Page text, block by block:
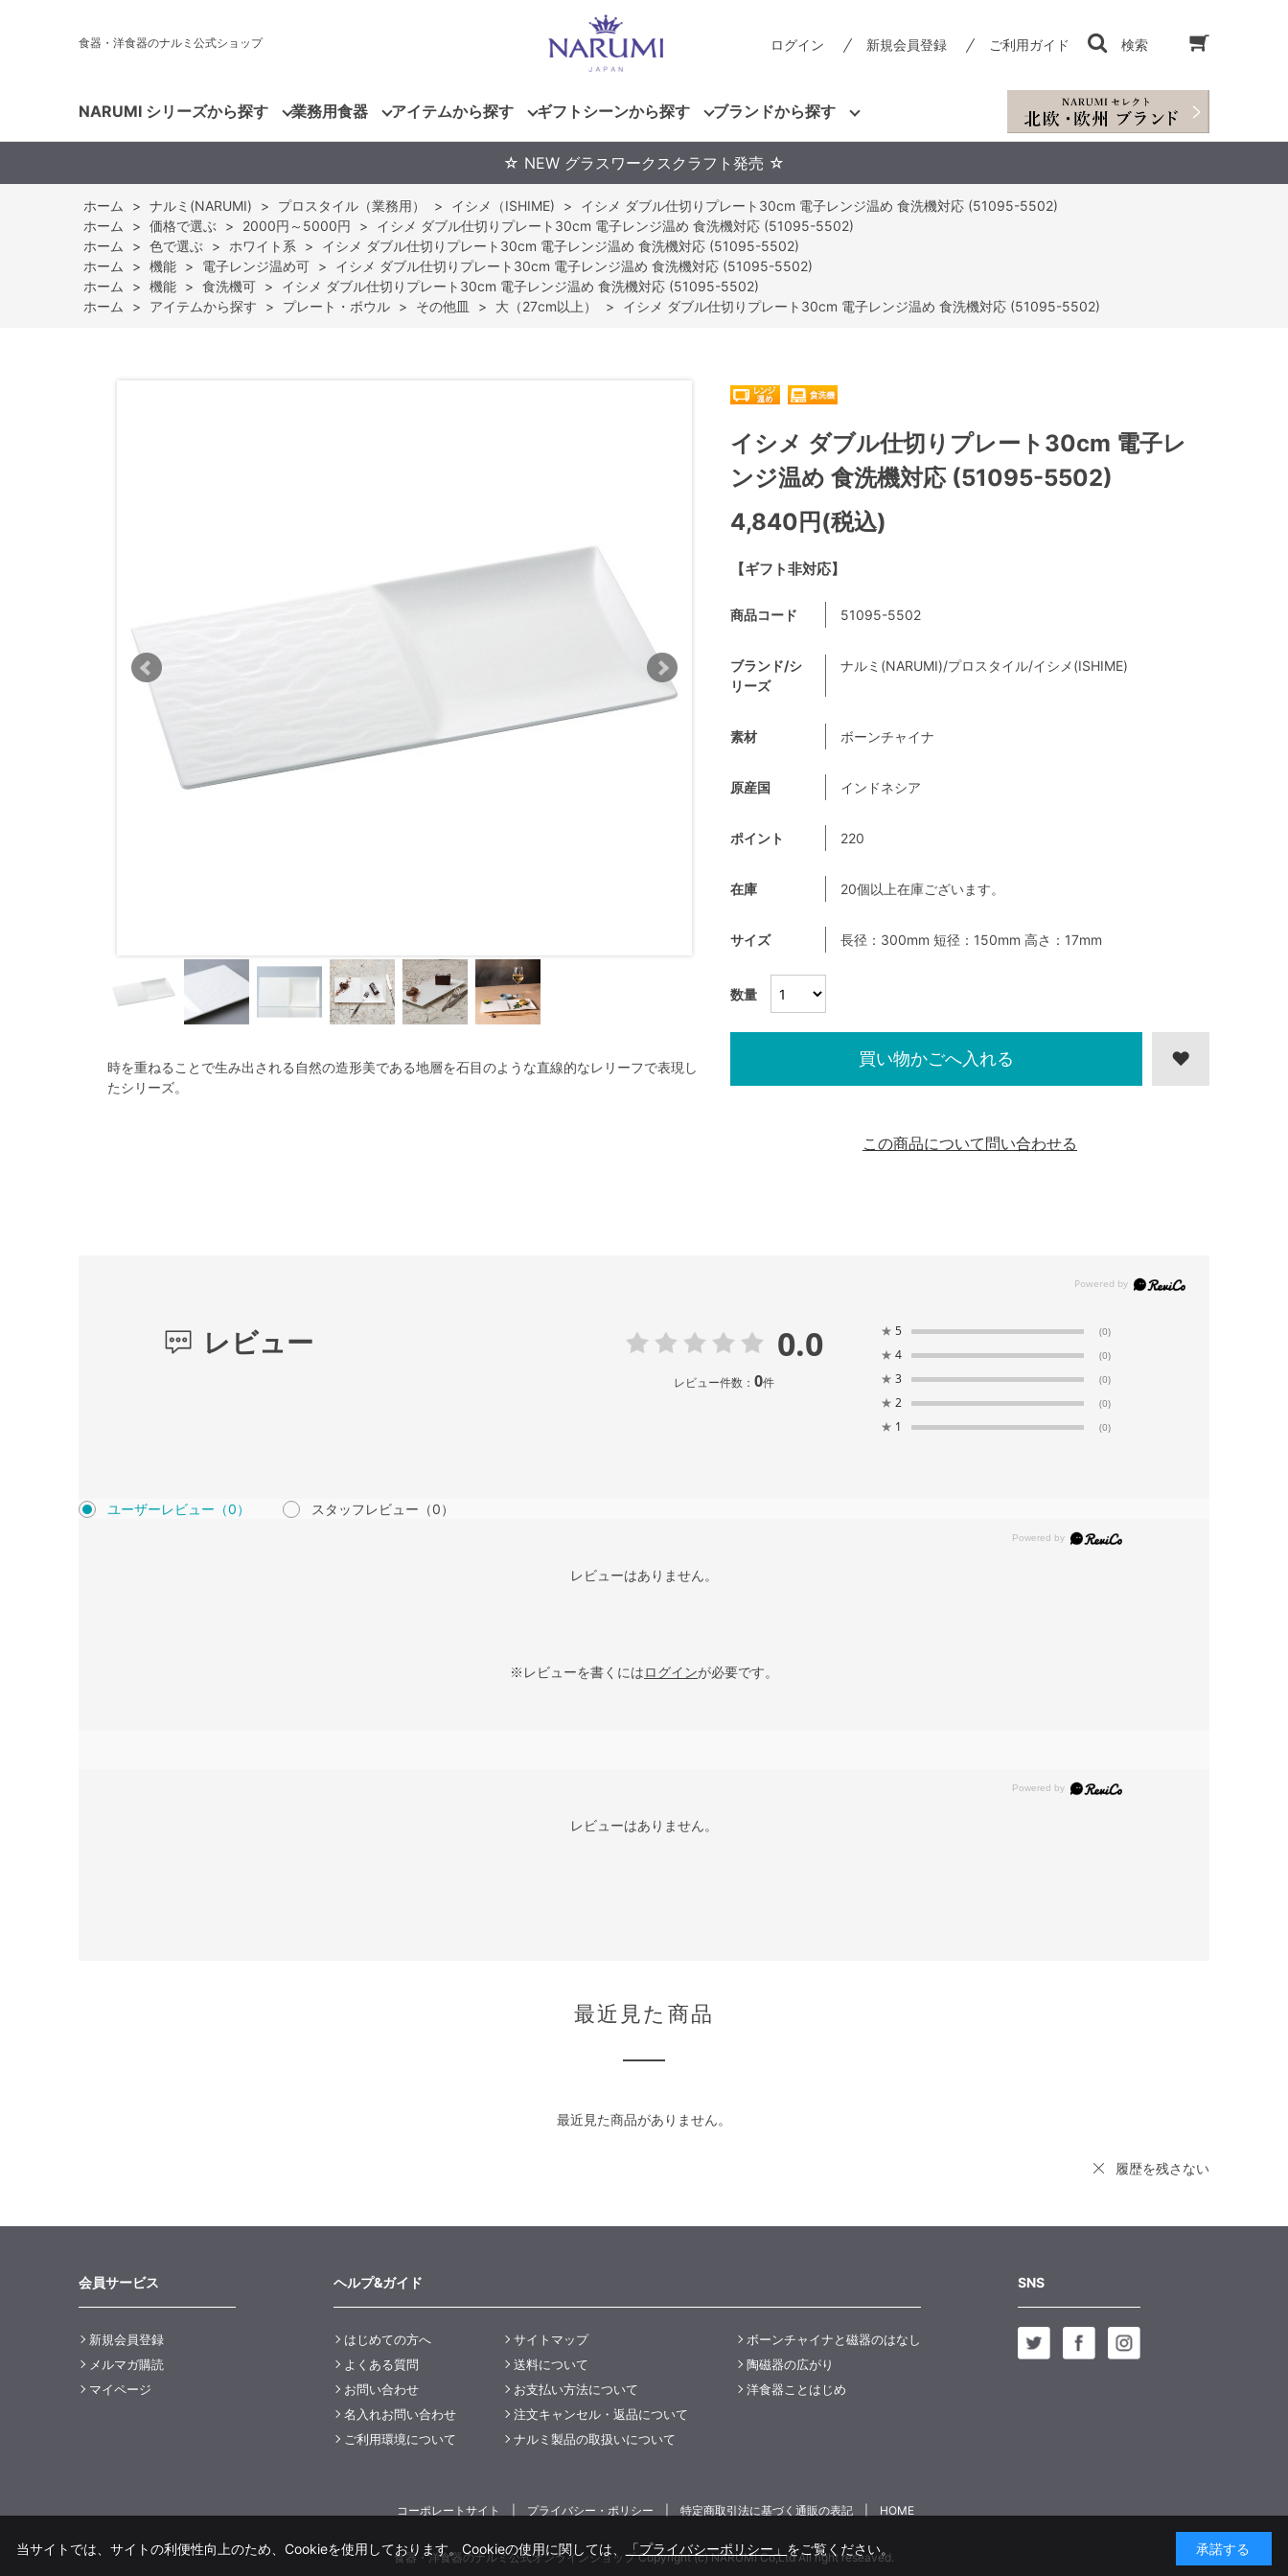
食器・洋食器のナルミ公式ショップ ログイン 新規会員登録 ご利用ガイド 検索
NARUMI シリーズから探す 業務用食器 アイテムから探す ギフトシーンから探す ブランドから探す
☆ NEW グラスワークスクラフト発売 ☆
ホーム > ナルミ(NARUMI) > プロスタイル（業務用） > イシメ（ISHIME) >
イシメ ダブル仕切りプレート30cm 電子レンジ温め 食洗機対応 (51095-5502)
ホーム
> 価格で選ぶ > 2000円～5000円 >
イシメ ダブル仕切りプレート30cm 電子レンジ温め 食洗機対応 (51095-5502)
ホーム
> 色で選ぶ > ホワイト系 >
イシメ ダブル仕切りプレート30cm 電子レンジ温め 食洗機対応 (51095-5502)
ホーム
> 機能 > 電子レンジ温め可 >
イシメ ダブル仕切りプレート30cm 電子レンジ温め 食洗機対応 (51095-5502)
ホーム
> 機能 > 食洗機可 >
イシメ ダブル仕切りプレート30cm 電子レンジ温め 食洗機対応 (51095-5502)
ホーム
> アイテムから探す > プレート・ボウル > その他皿 > 大（27cm以上） > イシメ ダブル仕切りプレート30cm 電子レンジ温め 食洗機対応 (51095-5502)
時を重ねることで生み出される自然の造形美である地層を石目のような直線的なレリーフで表現し
たシリーズ。
【ギフト非対応】
イシメ ダブル仕切りプレート30cm 電子レ
ンジ温め 食洗機対応 (51095-5502)
4,840円(税込)
数量
商品コード 51095-5502
ブランド/シ
リーズ
ナルミ(NARUMI)/プロスタイル/イシメ(ISHIME)
素材 ボーンチャイナ
原産国 インドネシア
ポイント 220
在庫 20個以上在庫ございます。
サイズ 長径：300mm 短径：150mm 高さ：17mm
買い物かごへ入れる
この商品について問い合わせる
レビュー 0.0
レビュー件数： 0件
★ 5 (0)
★ 4 (0)
★ 3 (0)
★ 2 (0)
★ 1 (0)
ユーザーレビュー （0） スタッフレビュー （0）
レビューはありません。
※レビューを書くにはログインが必要です。
レビューはありません。
最近見た商品
最近見た商品がありません。
履歴を残さない
会員サービス
新規会員登録
メルマガ購読
マイページ
ヘルプ&ガイド
はじめての方へ
よくある質問
お問い合わせ
名入れお問い合わせ
ご利用環境について
サイトマップ
送料について
お支払い方法について
注文キャンセル・返品について
ナルミ製品の取扱いについて
ボーンチャイナと磁器のはなし
陶磁器の広がり
洋食器ことはじめ
SNS
コーポレートサイト プライバシー・ポリシー 特定商取引法に基づく通販の表記 HOME
食器・洋食器のナルミ公式オンラインショップ Copyright (c) NARUMI Co,Ltd All right reseaved.
当サイトでは、サイトの利便性向上のため、Cookieを使用しております。Cookieの使用に関しては、 「プライバシーポリシー」 をご覧ください。 承諾する